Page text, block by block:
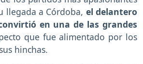
llegada a Córdoba, el delantero
en una de las grandes
que fue alimentado por los
hinchas.